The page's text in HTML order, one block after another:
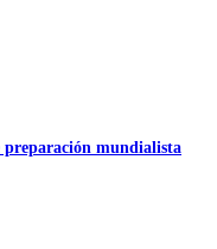
preparación mundialista